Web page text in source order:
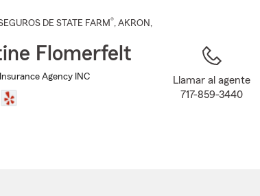
DE STATE FARM®, AKRON ,
Flomerfelt
Agency INC
Llamar al agente
717-859-3440